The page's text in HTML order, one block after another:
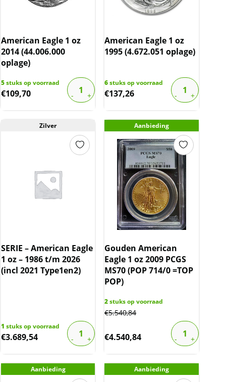
American Eagle 1 oz
2014 (44.006.000
oplage)
5stuks op voorraad
€109,70
American Eagle 1 oz
1995 (4.672.051 oplage)
6stuks op voorraad
€137,26
Zilver
SERIE – American Eagle
1 oz – 1986 t/m 2026
(incl 2021 Type1en2)
1 stuks op voorraad
€3.689,54
Aanbieding
Gouden American
Eagle 1 oz 2009 PCGS
MS70 (POP 714/0 =TOP
POP)
2stuks op voorraad
€5.540,84
€4.540,84
Aanbieding Aanbieding